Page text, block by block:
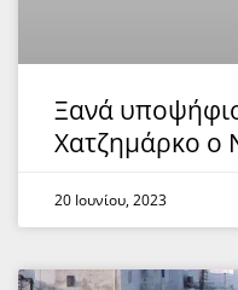
Ξανά
Χατζημάρκο ο
20 Ιουνίου, 2023